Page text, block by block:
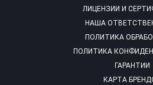
ЛИЦЕНЗИИ И
НАША
ПОЛИТИКА
ПОЛИТИКА
ГАРАНТИИ
КАРТА